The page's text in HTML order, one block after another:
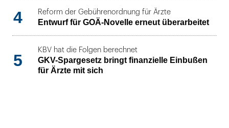
4 Reform der Gebührenordnung für Ärzte
Entwurf für GOÄ-Novelle erneut überarbeitet
5
KBV hat die Folgen berechnet
GKV-Spargesetz bringt finanzielle Einbußen
für Ärzte mit sich